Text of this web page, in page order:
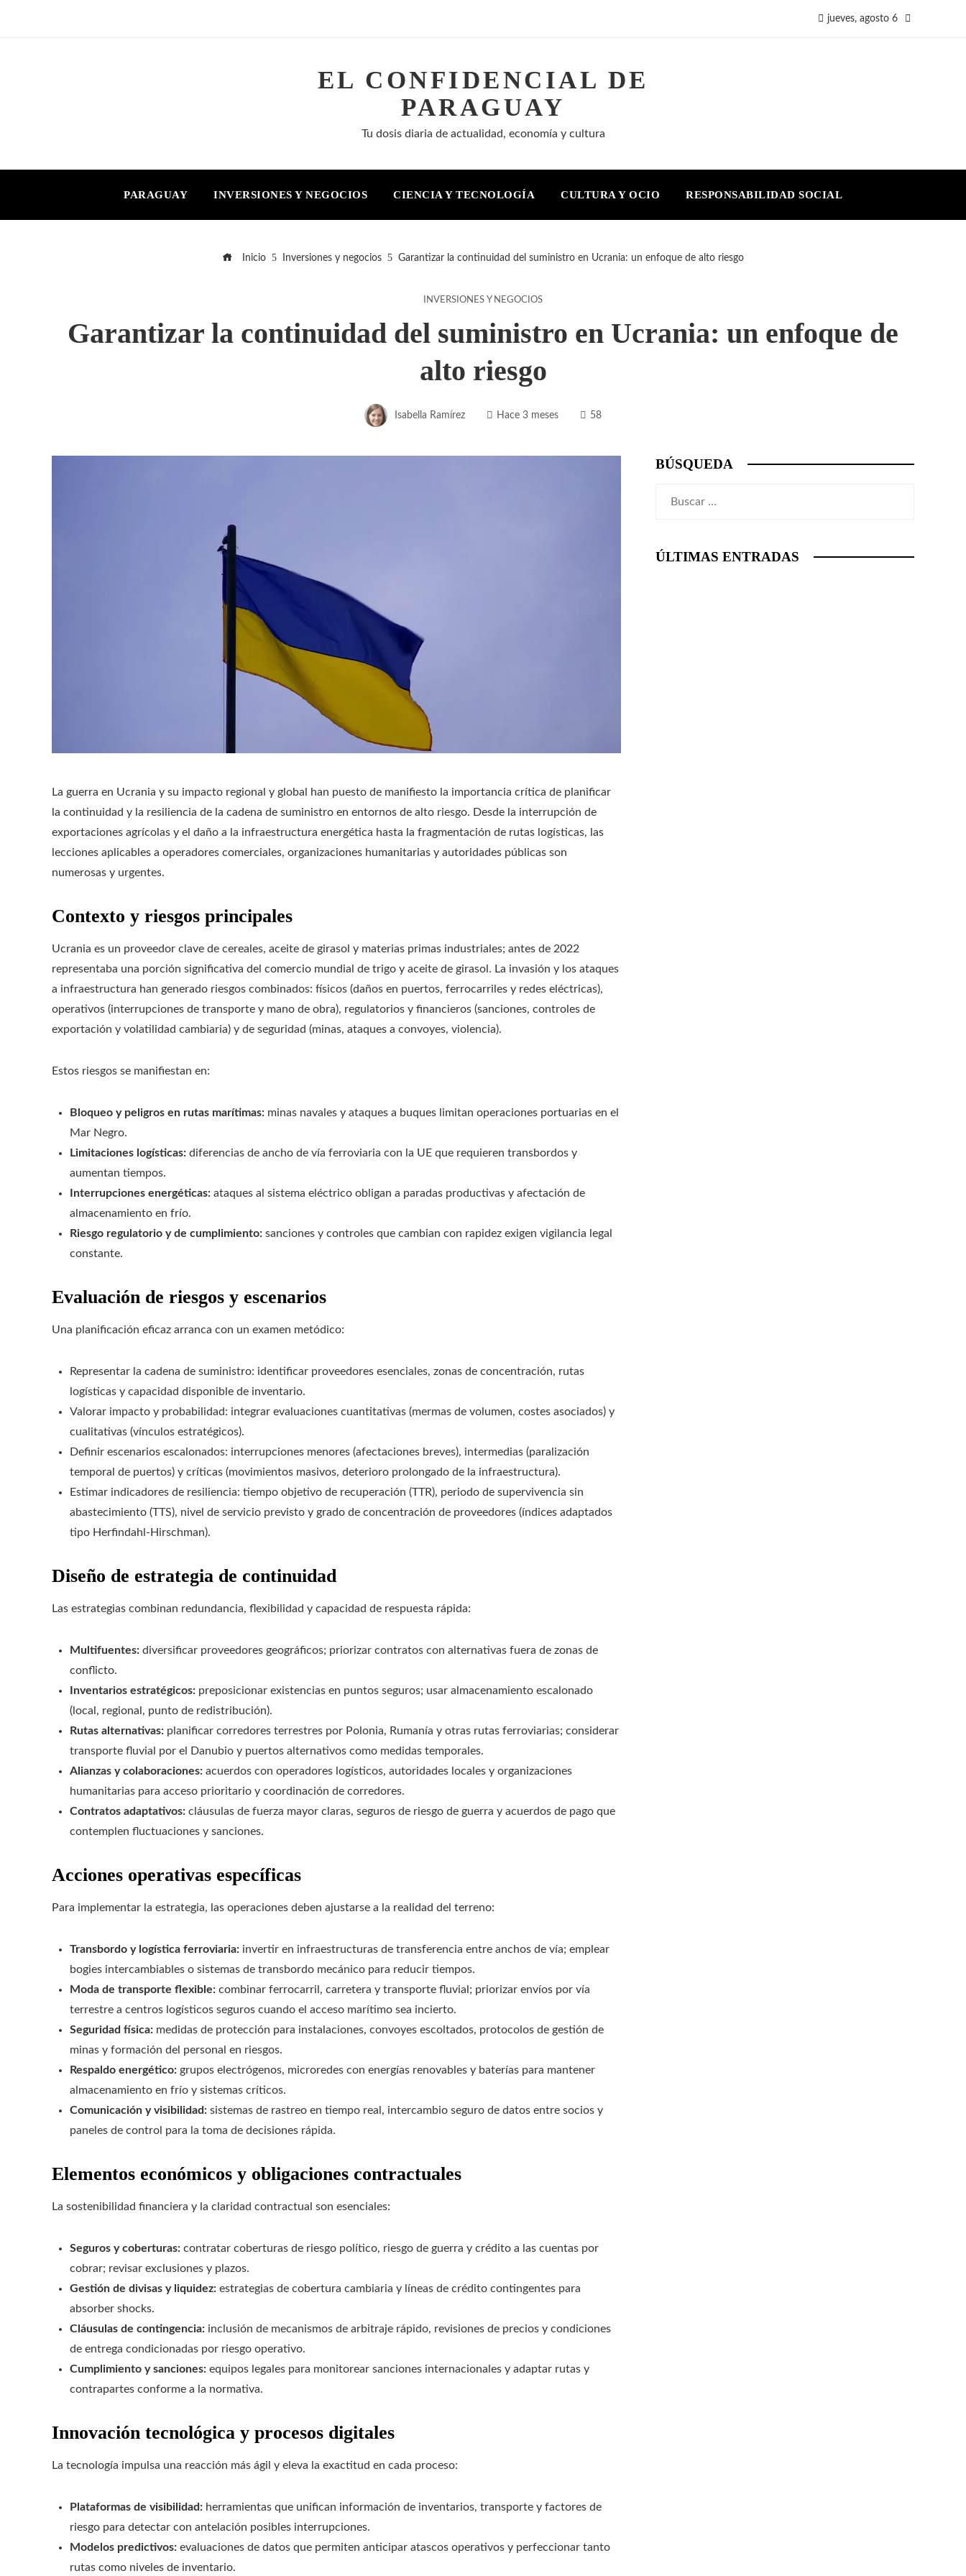
jueves, agosto 6
EL CONFIDENCIAL DE
PARAGUAY
Tu dosis diaria de actualidad, economía y cultura
PARAGUAY INVERSIONES Y NEGOCIOS CIENCIA Y TECNOLOGÍA CULTURA Y OCIO RESPONSABILIDAD SOCIAL
Inicio Inversiones y negocios Garantizar la continuidad del suministro en Ucrania: un enfoque de alto riesgo
INVERSIONES Y NEGOCIOS
Garantizar la continuidad del suministro en Ucrania: un enfoque de
alto riesgo
Isabella Ramírez Hace 3 meses 58
La guerra en Ucrania y su impacto regional y global han puesto de manifiesto la importancia crítica de planificar
la continuidad y la resiliencia de la cadena de suministro en entornos de alto riesgo. Desde la interrupción de
exportaciones agrícolas y el daño a la infraestructura energética hasta la fragmentación de rutas logísticas, las
lecciones aplicables a operadores comerciales, organizaciones humanitarias y autoridades públicas son
numerosas y urgentes.
Contexto y riesgos principales
Ucrania es un proveedor clave de cereales, aceite de girasol y materias primas industriales; antes de 2022
representaba una porción significativa del comercio mundial de trigo y aceite de girasol. La invasión y los ataques
a infraestructura han generado riesgos combinados: físicos (daños en puertos, ferrocarriles y redes eléctricas),
operativos (interrupciones de transporte y mano de obra), regulatorios y financieros (sanciones, controles de
exportación y volatilidad cambiaria) y de seguridad (minas, ataques a convoyes, violencia).
Estos riesgos se manifiestan en:
Bloqueo y peligros en rutas marítimas: minas navales y ataques a buques limitan operaciones portuarias en el
Mar Negro.
Limitaciones logísticas: diferencias de ancho de vía ferroviaria con la UE que requieren transbordos y
aumentan tiempos.
Interrupciones energéticas: ataques al sistema eléctrico obligan a paradas productivas y afectación de
almacenamiento en frío.
Riesgo regulatorio y de cumplimiento: sanciones y controles que cambian con rapidez exigen vigilancia legal
constante.
Evaluación de riesgos y escenarios
Una planificación eficaz arranca con un examen metódico:
Representar la cadena de suministro: identificar proveedores esenciales, zonas de concentración, rutas
logísticas y capacidad disponible de inventario.
Valorar impacto y probabilidad: integrar evaluaciones cuantitativas (mermas de volumen, costes asociados) y
cualitativas (vínculos estratégicos).
Definir escenarios escalonados: interrupciones menores (afectaciones breves), intermedias (paralización
temporal de puertos) y críticas (movimientos masivos, deterioro prolongado de la infraestructura).
Estimar indicadores de resiliencia: tiempo objetivo de recuperación (TTR), periodo de supervivencia sin
abastecimiento (TTS), nivel de servicio previsto y grado de concentración de proveedores (índices adaptados
tipo Herfindahl-Hirschman).
Diseño de estrategia de continuidad
Las estrategias combinan redundancia, flexibilidad y capacidad de respuesta rápida:
Multifuentes: diversificar proveedores geográficos; priorizar contratos con alternativas fuera de zonas de
conflicto.
Inventarios estratégicos: preposicionar existencias en puntos seguros; usar almacenamiento escalonado
(local, regional, punto de redistribución).
Rutas alternativas: planificar corredores terrestres por Polonia, Rumanía y otras rutas ferroviarias; considerar
transporte fluvial por el Danubio y puertos alternativos como medidas temporales.
Alianzas y colaboraciones: acuerdos con operadores logísticos, autoridades locales y organizaciones
humanitarias para acceso prioritario y coordinación de corredores.
Contratos adaptativos: cláusulas de fuerza mayor claras, seguros de riesgo de guerra y acuerdos de pago que
contemplen fluctuaciones y sanciones.
Acciones operativas específicas
Para implementar la estrategia, las operaciones deben ajustarse a la realidad del terreno:
Transbordo y logística ferroviaria: invertir en infraestructuras de transferencia entre anchos de vía; emplear
bogies intercambiables o sistemas de transbordo mecánico para reducir tiempos.
Moda de transporte flexible: combinar ferrocarril, carretera y transporte fluvial; priorizar envíos por vía
terrestre a centros logísticos seguros cuando el acceso marítimo sea incierto.
Seguridad física: medidas de protección para instalaciones, convoyes escoltados, protocolos de gestión de
minas y formación del personal en riesgos.
Respaldo energético: grupos electrógenos, microredes con energías renovables y baterías para mantener
almacenamiento en frío y sistemas críticos.
Comunicación y visibilidad: sistemas de rastreo en tiempo real, intercambio seguro de datos entre socios y
paneles de control para la toma de decisiones rápida.
Elementos económicos y obligaciones contractuales
La sostenibilidad financiera y la claridad contractual son esenciales:
Seguros y coberturas: contratar coberturas de riesgo político, riesgo de guerra y crédito a las cuentas por
cobrar; revisar exclusiones y plazos.
Gestión de divisas y liquidez: estrategias de cobertura cambiaria y líneas de crédito contingentes para
absorber shocks.
Cláusulas de contingencia: inclusión de mecanismos de arbitraje rápido, revisiones de precios y condiciones
de entrega condicionadas por riesgo operativo.
Cumplimiento y sanciones: equipos legales para monitorear sanciones internacionales y adaptar rutas y
contrapartes conforme a la normativa.
Innovación tecnológica y procesos digitales
La tecnología impulsa una reacción más ágil y eleva la exactitud en cada proceso:
Plataformas de visibilidad: herramientas que unifican información de inventarios, transporte y factores de
riesgo para detectar con antelación posibles interrupciones.
Modelos predictivos: evaluaciones de datos que permiten anticipar atascos operativos y perfeccionar tanto
rutas como niveles de inventario.
BÚSQUEDA
ÚLTIMAS ENTRADAS